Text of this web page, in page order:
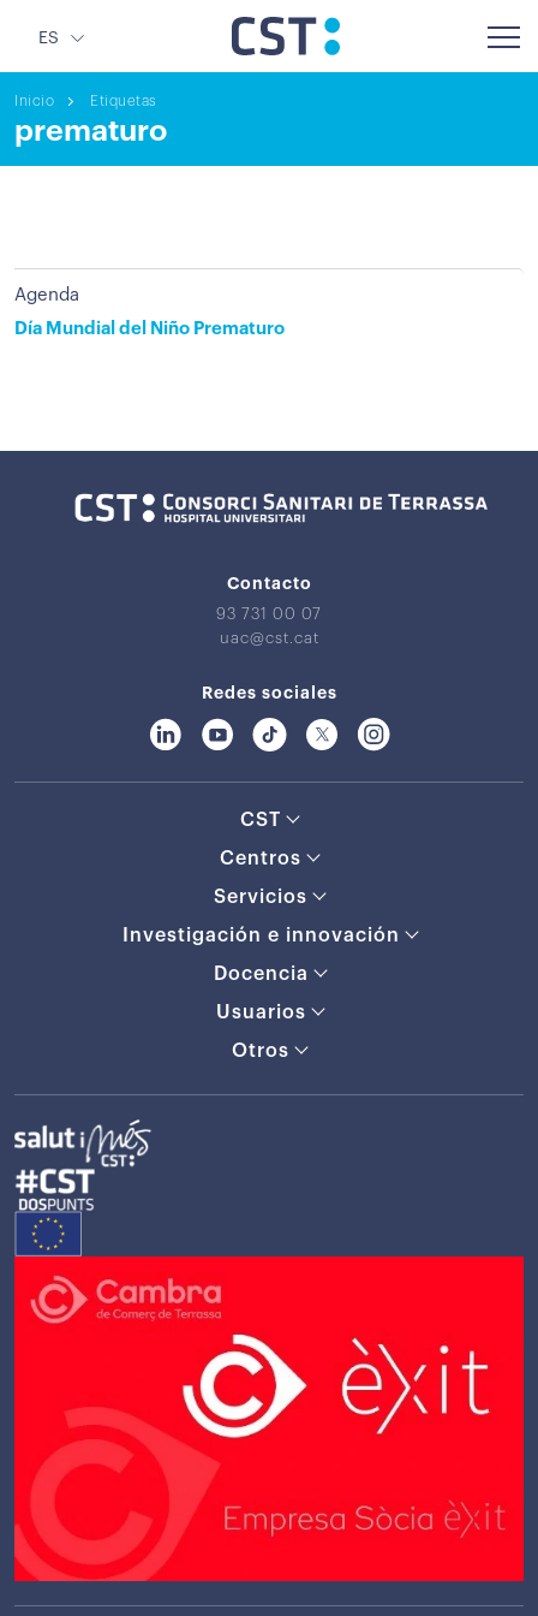
ES
Inicio Etiquetas
prematuro
Agenda
Día Mundial del Niño Prematuro
Contacto
93 731 00 07
uac@cst.cat
Redes sociales
CST
Centros
Servicios
Investigación e innovación
Docencia
Usuarios
Otros